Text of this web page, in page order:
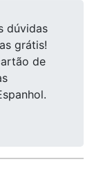
dúvidas
grátis!
de